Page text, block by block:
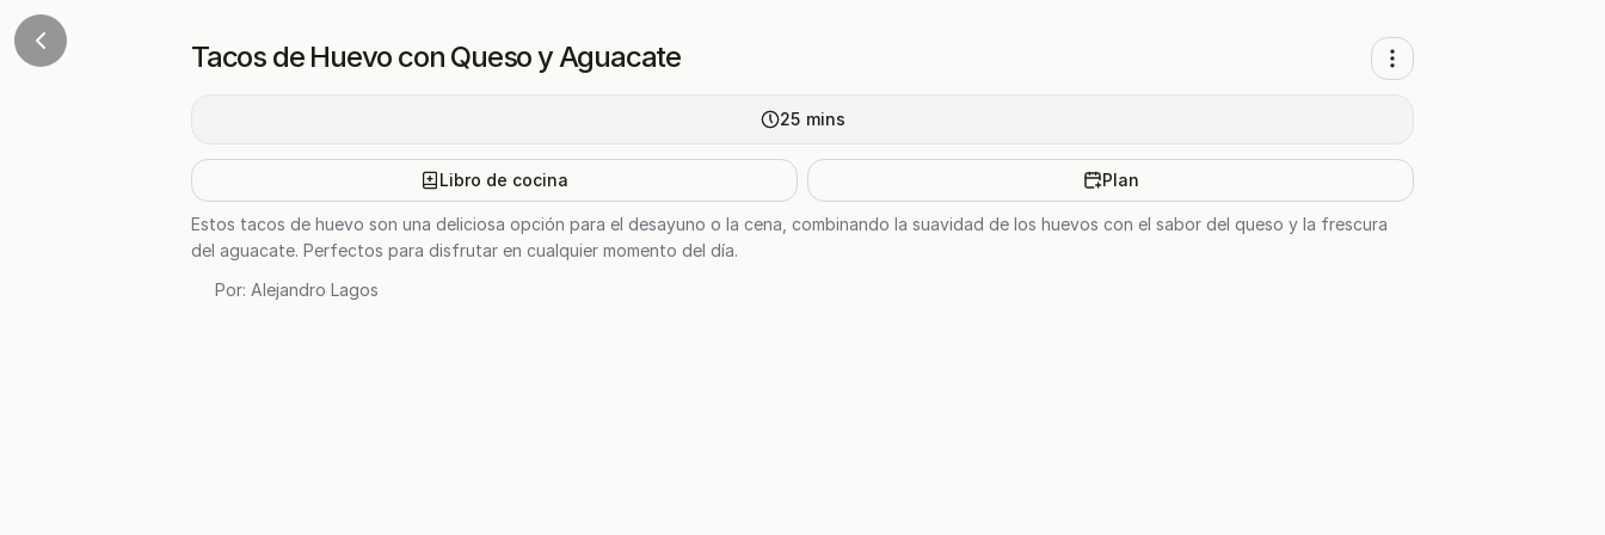
Tacos de Huevo con Queso y Aguacate
25 mins
Libro de cocina Plan
Estos tacos de huevo son una deliciosa opción para el desayuno o la cena, combinando la suavidad de los huevos con el sabor del queso y la frescura
del aguacate. Perfectos para disfrutar en cualquier momento del día.
Por: Alejandro Lagos